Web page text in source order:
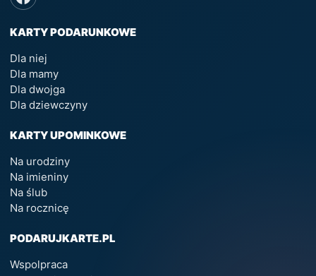
KARTY PODARUNKOWE
Dla niej
Dla mamy
Dla dwojga
Dla dziewczyny
KARTY UPOMINKOWE
Na urodziny
Na imieniny
Na ślub
Na rocznicę
PODARUJKARTE.PL
Wspolpraca